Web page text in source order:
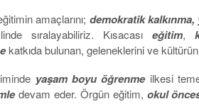
amaçlarını; demokratik
sıralayabiliriz. Kısacası eğitim,
katkıda bulunan, geleneklerini ve
yaşam boyu öğrenmeilkesi
devam eder. Örgün eğitim, okul